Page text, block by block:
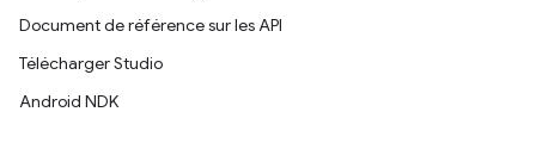
Document de référence sur les API
Télécharger Studio
Android NDK